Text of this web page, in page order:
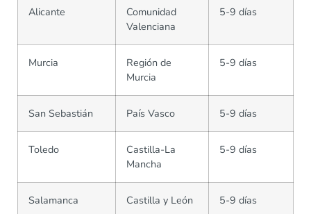
Alicante
Comunidad
Valenciana
5-9 días
Murcia
Región de
Murcia
5-9 días
San Sebastián País Vasco 5-9 días
Toledo
Castilla-La
Mancha
5-9 días
Salamanca Castilla y León 5-9 días